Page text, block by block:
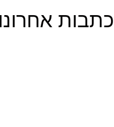
כתבות